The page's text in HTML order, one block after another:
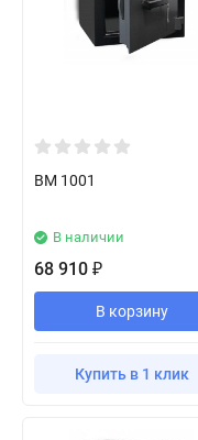
BM 1001
В наличии
68 910 ₽
В корзину
Купить в 1 клик